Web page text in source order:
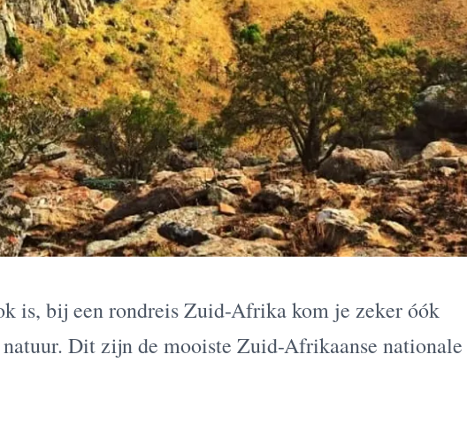
is, bij een rondreis Zuid-Afrika kom je zeker óók
Dit zijn de mooiste Zuid-Afrikaanse nationale